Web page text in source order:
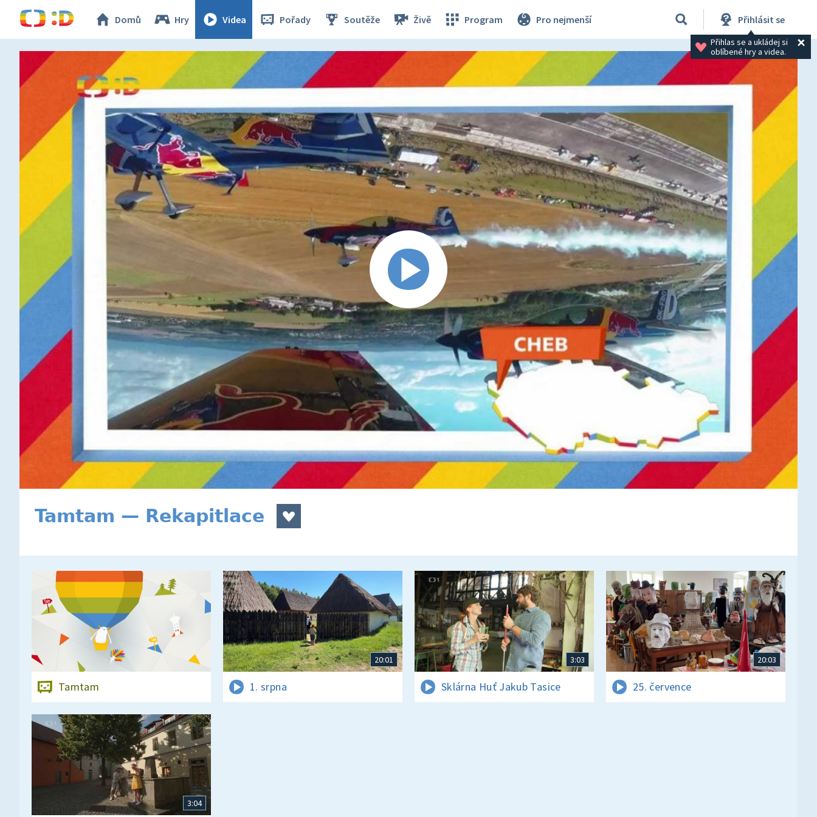
Domů Hry Videa Pořady Soutěže Živě Program Pro nejmenší Přihlásit se
Přihlas se a ukládej si
oblíbené hry a videa.
Tamtam — Rekapitlace
Tamtam
20:01
1. srpna
3:03
Sklárna Huť Jakub Tasice
20:03
25. července
3:04